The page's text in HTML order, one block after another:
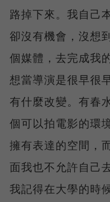
路掉下來。我自己
卻沒有機會，沒想
個媒體，去完成我
想當導演是很早很
有什麼改變。有春
個可以拍電影的環
擁有表達的空間，
面我也不允許自己
我記得在大學的時